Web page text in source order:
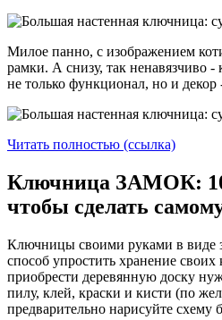
Милое панно, с изображением
рамки. А снизу, так ненавязчиво
не только функционал, но и декор
Читать полностью (ссылка)
Ключница ЗАМОК:
чтобы сделать
Ключницы своими руками в виде
способ упростить хранение
приобрести деревянную доску
пилу, клей, краски и кисти (по
предварительно нарисуйте